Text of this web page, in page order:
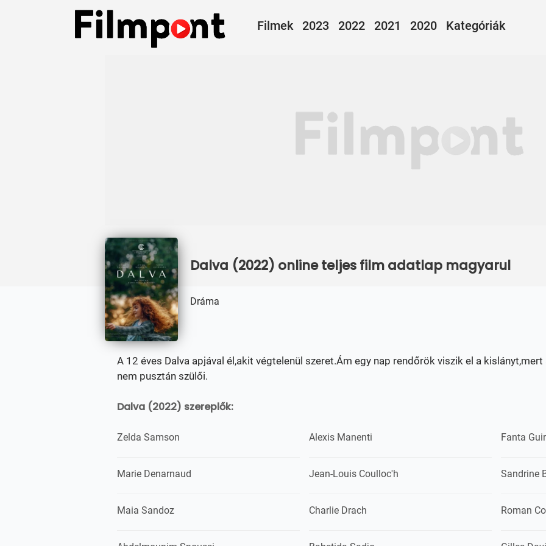
Filmek 2023 2022 2021 2020 Kategóriák
Dalva (2022) online teljes film adatlap magyarul
Dráma
A 12 éves Dalva apjával él,akit végtelenül szeret.Ám egy nap rendőrök viszik el a
nem pusztán szülői.
Dalva (2022) szereplők:
Zelda Samson Alexis Manenti Fanta
Marie Denarnaud Jean-Louis Coulloc'h Sandrine
Maia Sandoz Charlie Drach Roman